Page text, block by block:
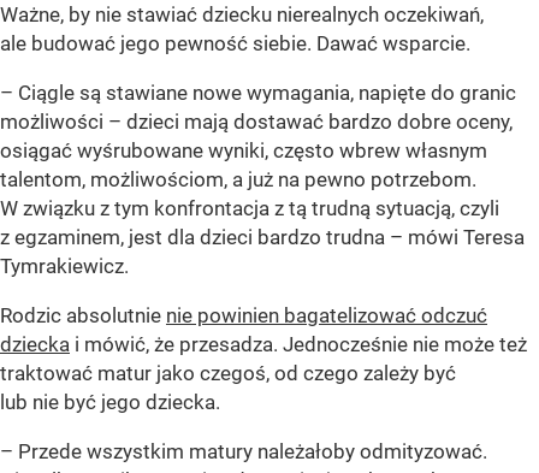
Ważne, by nie stawiać dziecku nierealnych oczekiwań,
ale budować jego pewność siebie. Dawać wsparcie.
– Ciągle są stawiane nowe wymagania, napięte do granic
możliwości – dzieci mają dostawać bardzo dobre oceny,
osiągać wyśrubowane wyniki, często wbrew własnym
talentom, możliwościom, a już na pewno potrzebom.
W związku z tym konfrontacja z tą trudną sytuacją, czyli
z egzaminem, jest dla dzieci bardzo trudna – mówi Teresa
Tymrakiewicz.
Rodzic absolutnie nie powinien bagatelizować odczuć
dziecka i mówić, że przesadza. Jednocześnie nie może też
traktować matur jako czegoś, od czego zależy być
lub nie być jego dziecka.
– Przede wszystkim matury należałoby odmityzować.